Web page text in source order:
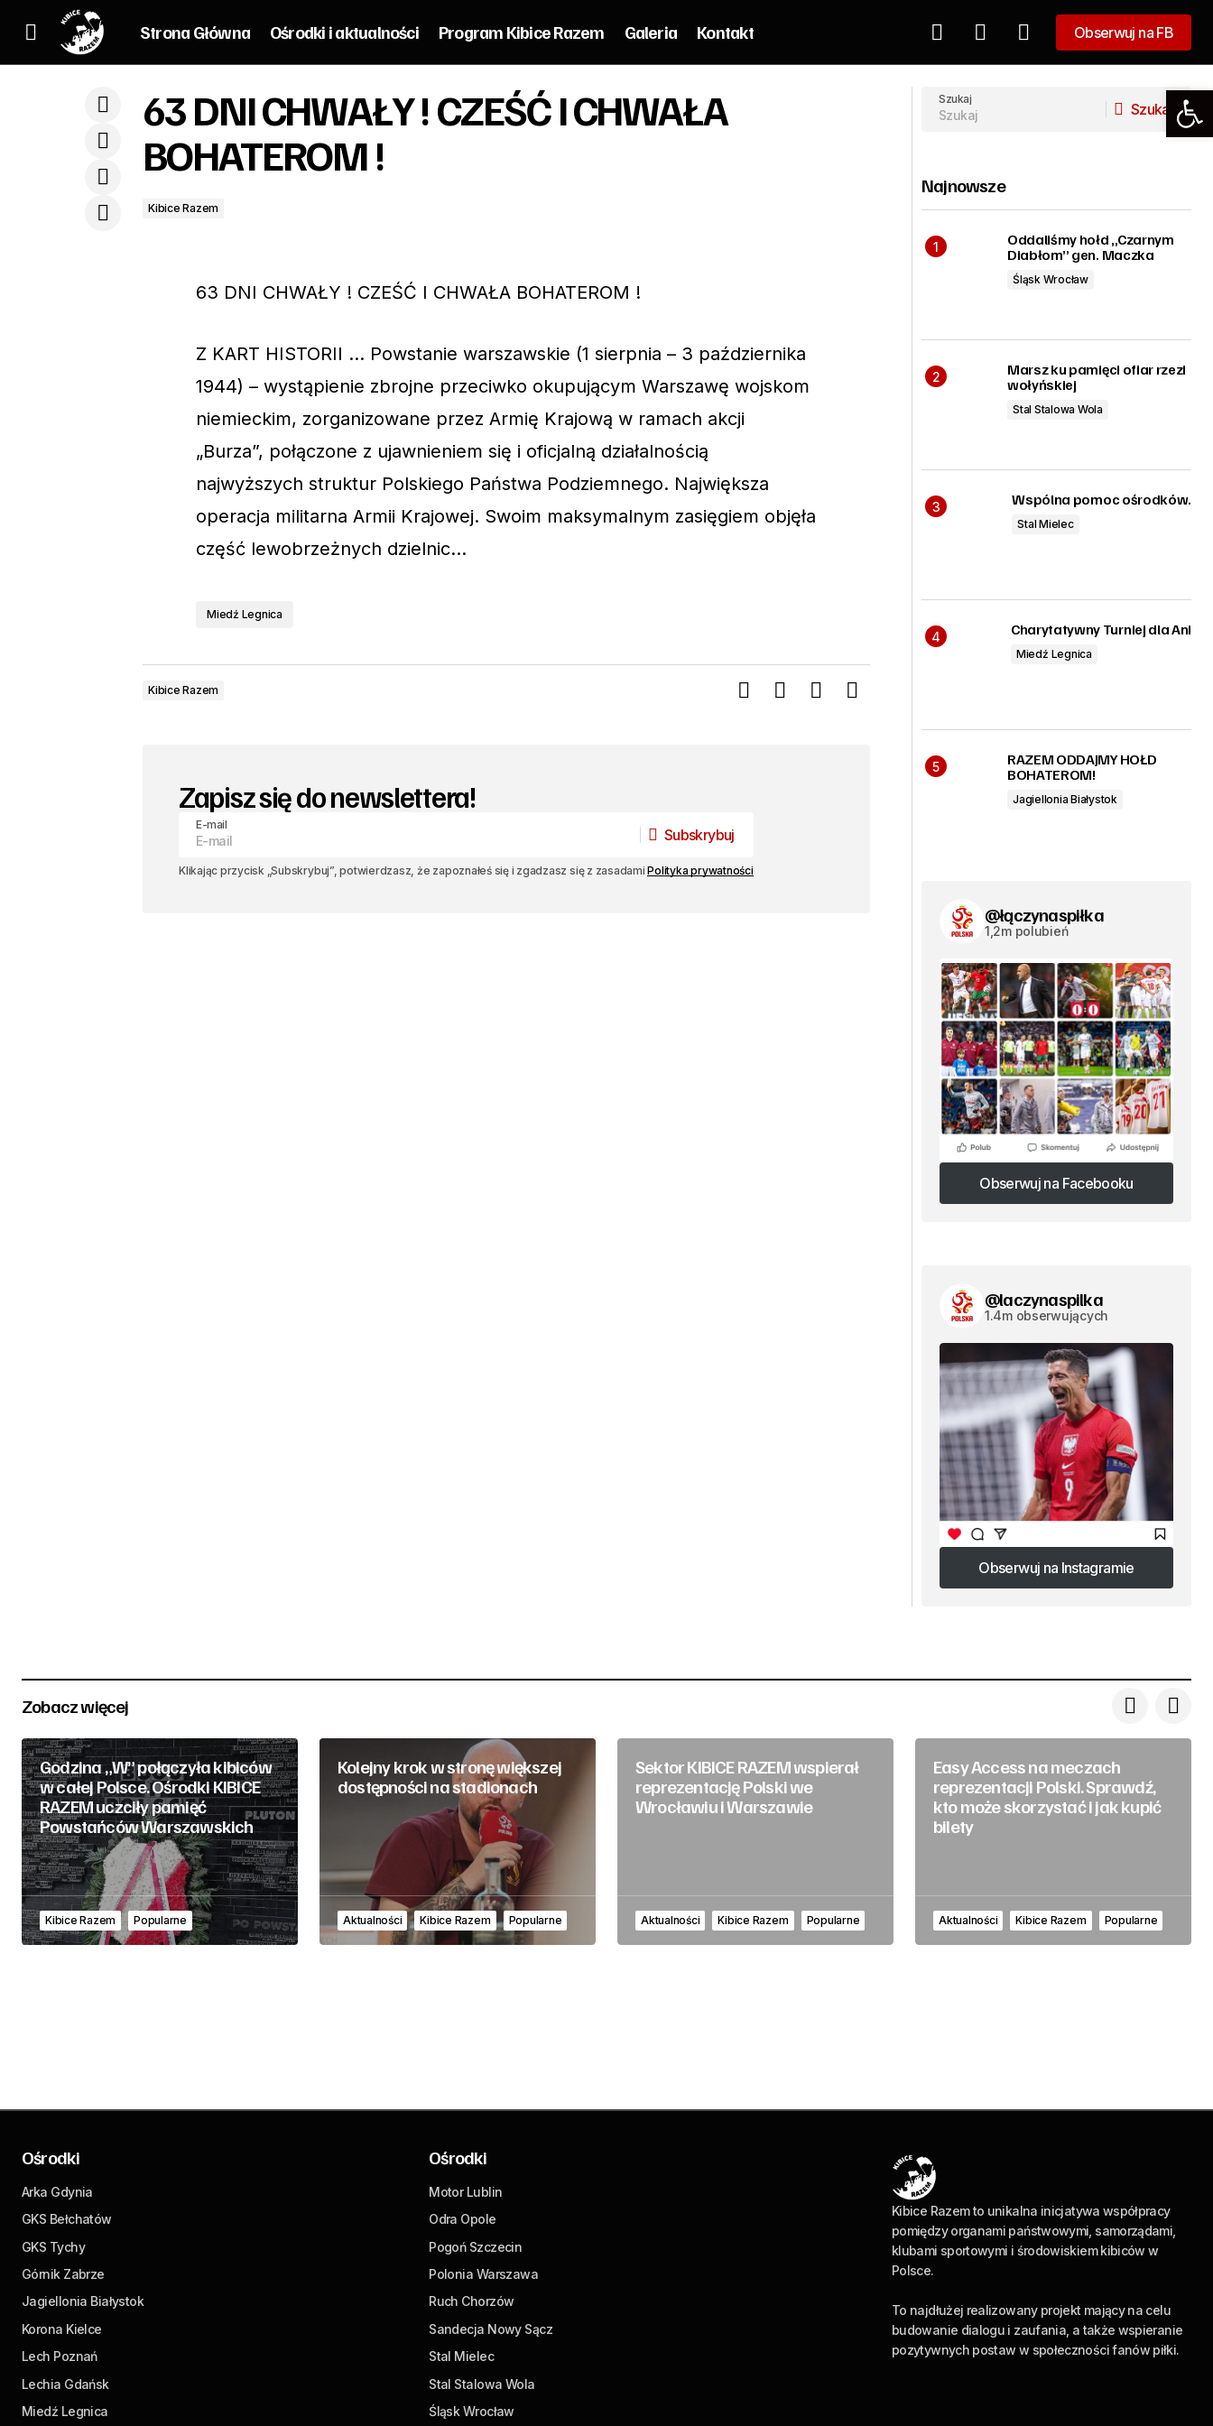
Strona Główna Ośrodki i aktualności Program Kibice Razem Galeria Kontakt
Obserwuj na FB
63 DNI CHWAŁY ! CZEŚĆ I CHWAŁA BOHATEROM !
kibice i zmiana społeczna.
63 DNI CHWAŁY ! CZEŚĆ I CHWAŁA
BOHATEROM !
Kibice Razem
63 DNI CHWAŁY ! CZEŚĆ I CHWAŁA BOHATEROM !
Z KART HISTORII … Powstanie warszawskie (1 sierpnia – 3 października
1944) – wystąpienie zbrojne przeciwko okupującym Warszawę wojskom
niemieckim, zorganizowane przez Armię Krajową w ramach akcji
„Burza”, połączone z ujawnieniem się i oficjalną działalnością
najwyższych struktur Polskiego Państwa Podziemnego. Największa
operacja militarna Armii Krajowej. Swoim maksymalnym zasięgiem objęła
część lewobrzeżnych dzielnic…
Miedź Legnica
Kibice Razem
Zapisz się do newslettera!
E-mail
Subskrybuj
Klikając przycisk „Subskrybuj”, potwierdzasz, że zapoznałeś się i zgadzasz się z zasadamiPolityka prywatności
Szukaj
Szukaj
Szukaj
Najnowsze
Oddaliśmy hołd „Czarnym
Diabłom” gen. Maczka
Śląsk Wrocław
Marsz ku pamięci ofiar rzezi
wołyńskiej
Stal Stalowa Wola
Wspólna pomoc ośrodków.
Stal Mielec
Charytatywny Turniej dla Ani
Miedź Legnica
RAZEM ODDAJMY HOŁD
BOHATEROM!
Jagiellonia Białystok
@łączynaspiłka
1,2m polubień
Obserwuj na Facebooku
Obserwuj na Facebooku
@laczynaspilka
1.4m obserwujących
Obserwuj na Instagramie
Obserwuj na Instagramie
Zobacz więcej
Godzina „W” połączyła kibiców
w całej Polsce. Ośrodki KIBICE
RAZEM uczciły pamięć
Powstańców Warszawskich
Kibice Razem Popularne
Kolejny krok w stronę większej
dostępności na stadionach
Aktualności Kibice Razem Popularne
Sektor KIBICE RAZEM wspierał
reprezentację Polski we
Wrocławiu i Warszawie
Aktualności Kibice Razem Popularne
Easy Access na meczach
reprezentacji Polski. Sprawdź,
kto może skorzystać i jak kupić
bilety
Aktualności Kibice Razem Popularne
Kibice Razem to unikalna inicjatywa współpracy
pomiędzy organami państwowymi, samorządami,
klubami sportowymi i środowiskiem kibiców w
Polsce.
To najdłużej realizowany projekt mający na celu
budowanie dialogu i zaufania, a także wspieranie
pozytywnych postaw w społeczności fanów piłki.
Ośrodki
Arka Gdynia
GKS Bełchatów
GKS Tychy
Górnik Zabrze
Jagiellonia Białystok
Korona Kielce
Lech Poznań
Lechia Gdańsk
Miedź Legnica
Ośrodki
Motor Lublin
Odra Opole
Pogoń Szczecin
Polonia Warszawa
Ruch Chorzów
Sandecja Nowy Sącz
Stal Mielec
Stal Stalowa Wola
Śląsk Wrocław